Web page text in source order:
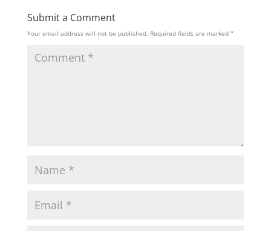
Submit a Comment
Your email address will not be published. Required fields are marked *